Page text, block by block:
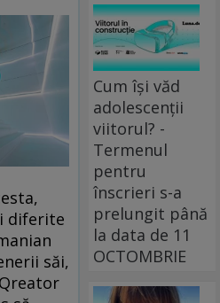
diferite
săi,
Cum își văd
adolescenții
viitorul? -
Termenul
pentru
înscrieri s-a
prelungit până
la data de 11
OCTOMBRIE